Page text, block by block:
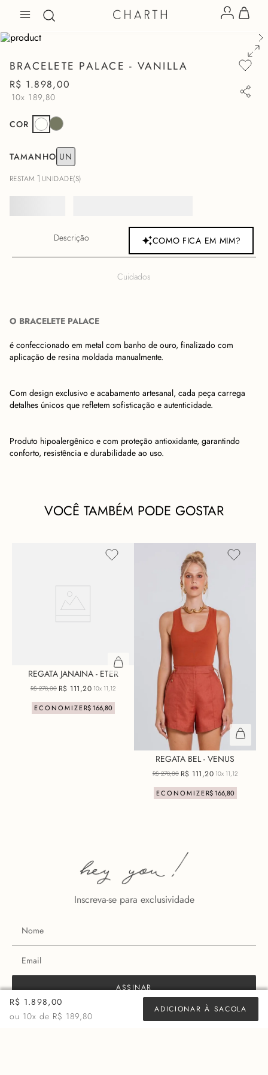
BRACELETE PALACE - VANILLA
R$ 1.898,00
10x 189,80
COR
TAMANHO UN
RESTAM 1 UNIDADE(S)
Descrição COMO FICA EM MIM?
Cuidados
O BRACELETE PALACE
é confeccionado em metal com banho de ouro, finalizado com
aplicação de resina moldada manualmente.
Com design exclusivo e acabamento artesanal, cada peça carrega
detalhes únicos que refletem sofisticação e autenticidade.
Produto hipoalergênico e com proteção antioxidante, garantindo
conforto, resistência e durabilidade ao uso.
VOCÊ TAMBÉM PODE GOSTAR
REGATA JANAINA - ETER
R$ 278,00 R$ 111,20 10x 11,12
ECONOMIZER$ 166,80
REGATA BEL - VENUS
R$ 278,00 R$ 111,20 10x 11,12
ECONOMIZER$ 166,80
R$ 1.898,00
ou 10x de R$ 189,80
ADICIONAR À SACOLA